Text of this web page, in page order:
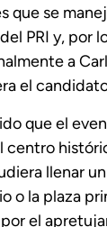
que se
PRI y, por
a
el
que el
centro
llenar
o la plaza
el